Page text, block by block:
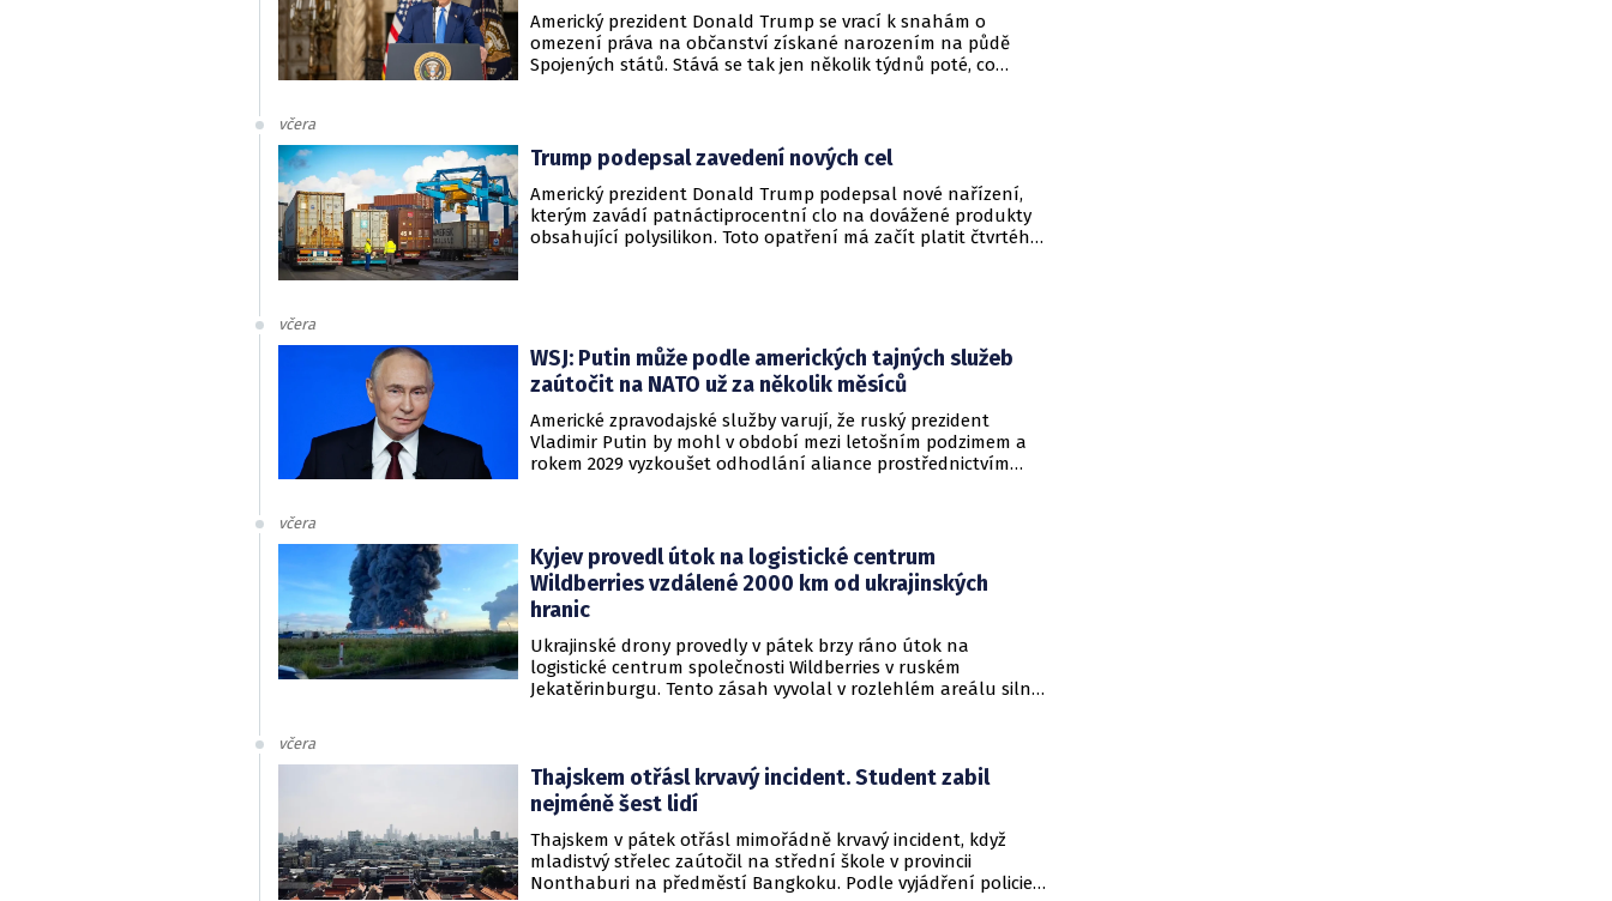
Americký prezident Donald Trump se vrací k snahám o
omezení práva na občanství získané narozením na půdě
Spojených států. Stává se tak jen několik týdnů poté, co
včera
Trump podepsal zavedení nových cel
Americký prezident Donald Trump podepsal nové nařízení,
kterým zavádí patnáctiprocentní clo na dovážené produkty
obsahující polysilikon. Toto opatření má začít platit čtvrtého
včera
WSJ: Putin může podle amerických tajných služeb
zaútočit na NATO už za několik měsíců
Americké zpravodajské služby varují, že ruský prezident
Vladimir Putin by mohl v období mezi letošním podzimem a
rokem 2029 vyzkoušet odhodlání aliance prostřednictvím
přicházejí v době, kdy Moskva čelí rostoucímu tlaku kvůli
situaci na ukrajinské frontě. Masivní škody, které ukrajinské
drony způsobují ruskému zázemí, totiž Kreml zahnaly do
kouta.
včera
Kyjev provedl útok na logistické centrum
Wildberries vzdálené 2000 km od ukrajinských
hranic
Ukrajinské drony provedly v pátek brzy ráno útok na
logistické centrum společnosti Wildberries v ruském
Jekatěrinburgu. Tento zásah vyvolal v rozlehlém areálu silný
RWB, který řídí veškeré logistické operace.
včera
Thajskem otřásl krvavý incident. Student zabil
nejméně šest lidí
Thajskem v pátek otřásl mimořádně krvavý incident, když
mladistvý střelec zaútočil na střední škole v provincii
Nonthaburi na předměstí Bangkoku. Podle vyjádření policie